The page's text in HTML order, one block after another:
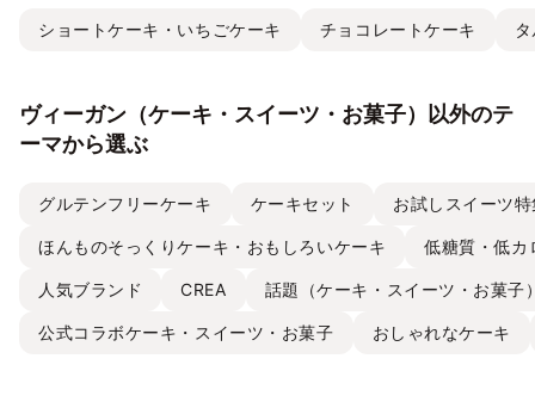
ショートケーキ・いちごケーキ チョコレートケーキ
ヴィーガン（ケーキ・スイーツ・お菓子）以外のテ
ーマから選ぶ
グルテンフリーケーキ ケーキセット お試しスイーツ
ほんものそっくりケーキ・おもしろいケーキ 低糖質・低カ
人気ブランド CREA 話題（ケーキ・スイーツ・お菓子
公式コラボケーキ・スイーツ・お菓子 おしゃれなケーキ